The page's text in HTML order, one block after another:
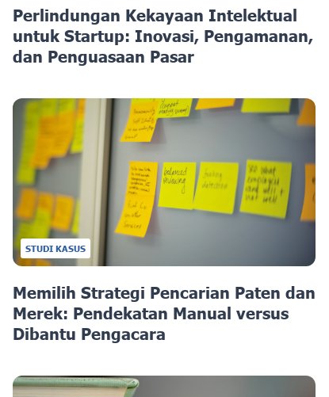
Perlindungan Kekayaan Intelektual
untuk Startup: Inovasi, Pengamanan,
dan Penguasaan Pasar
STUDI KASUS
Memilih Strategi Pencarian Paten dan
Merek: Pendekatan Manual versus
Dibantu Pengacara